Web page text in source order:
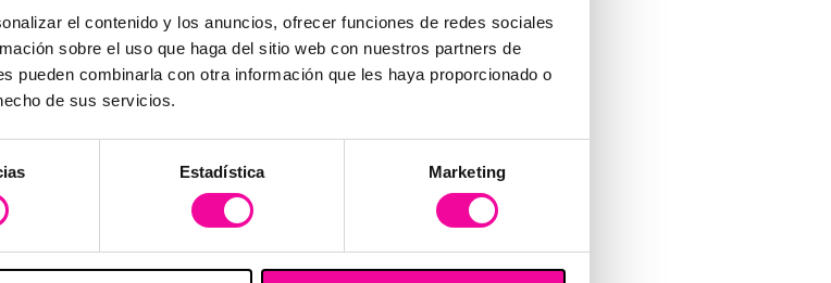
el contenido y los anuncios, ofrecer funciones de redes sociales
sobre el uso que haga del sitio web con nuestros partners de
pueden combinarla con otra información que les haya proporcionado o
de sus servicios.
Estadística Marketing
mayores de 18 años, y
de peso de 15 a 45 kilos). Un
su implantación.
el caso y con las pertinentes
Ambos métodos tienen el